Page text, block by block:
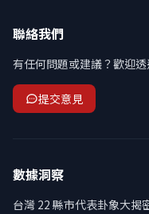
聯絡我們
有任何問題或建議？歡迎
提交意見
數據洞察
台灣 22 縣市代表卦象大揭